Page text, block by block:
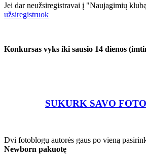
Jei dar neužsiregistravai į "Naujagimių
užsiregistruok
Konkursas vyks iki sausio 14 dienos
SUKURK SAVO
Dvi fotoblogų autorės gaus po vieną
Newborn pakuotę